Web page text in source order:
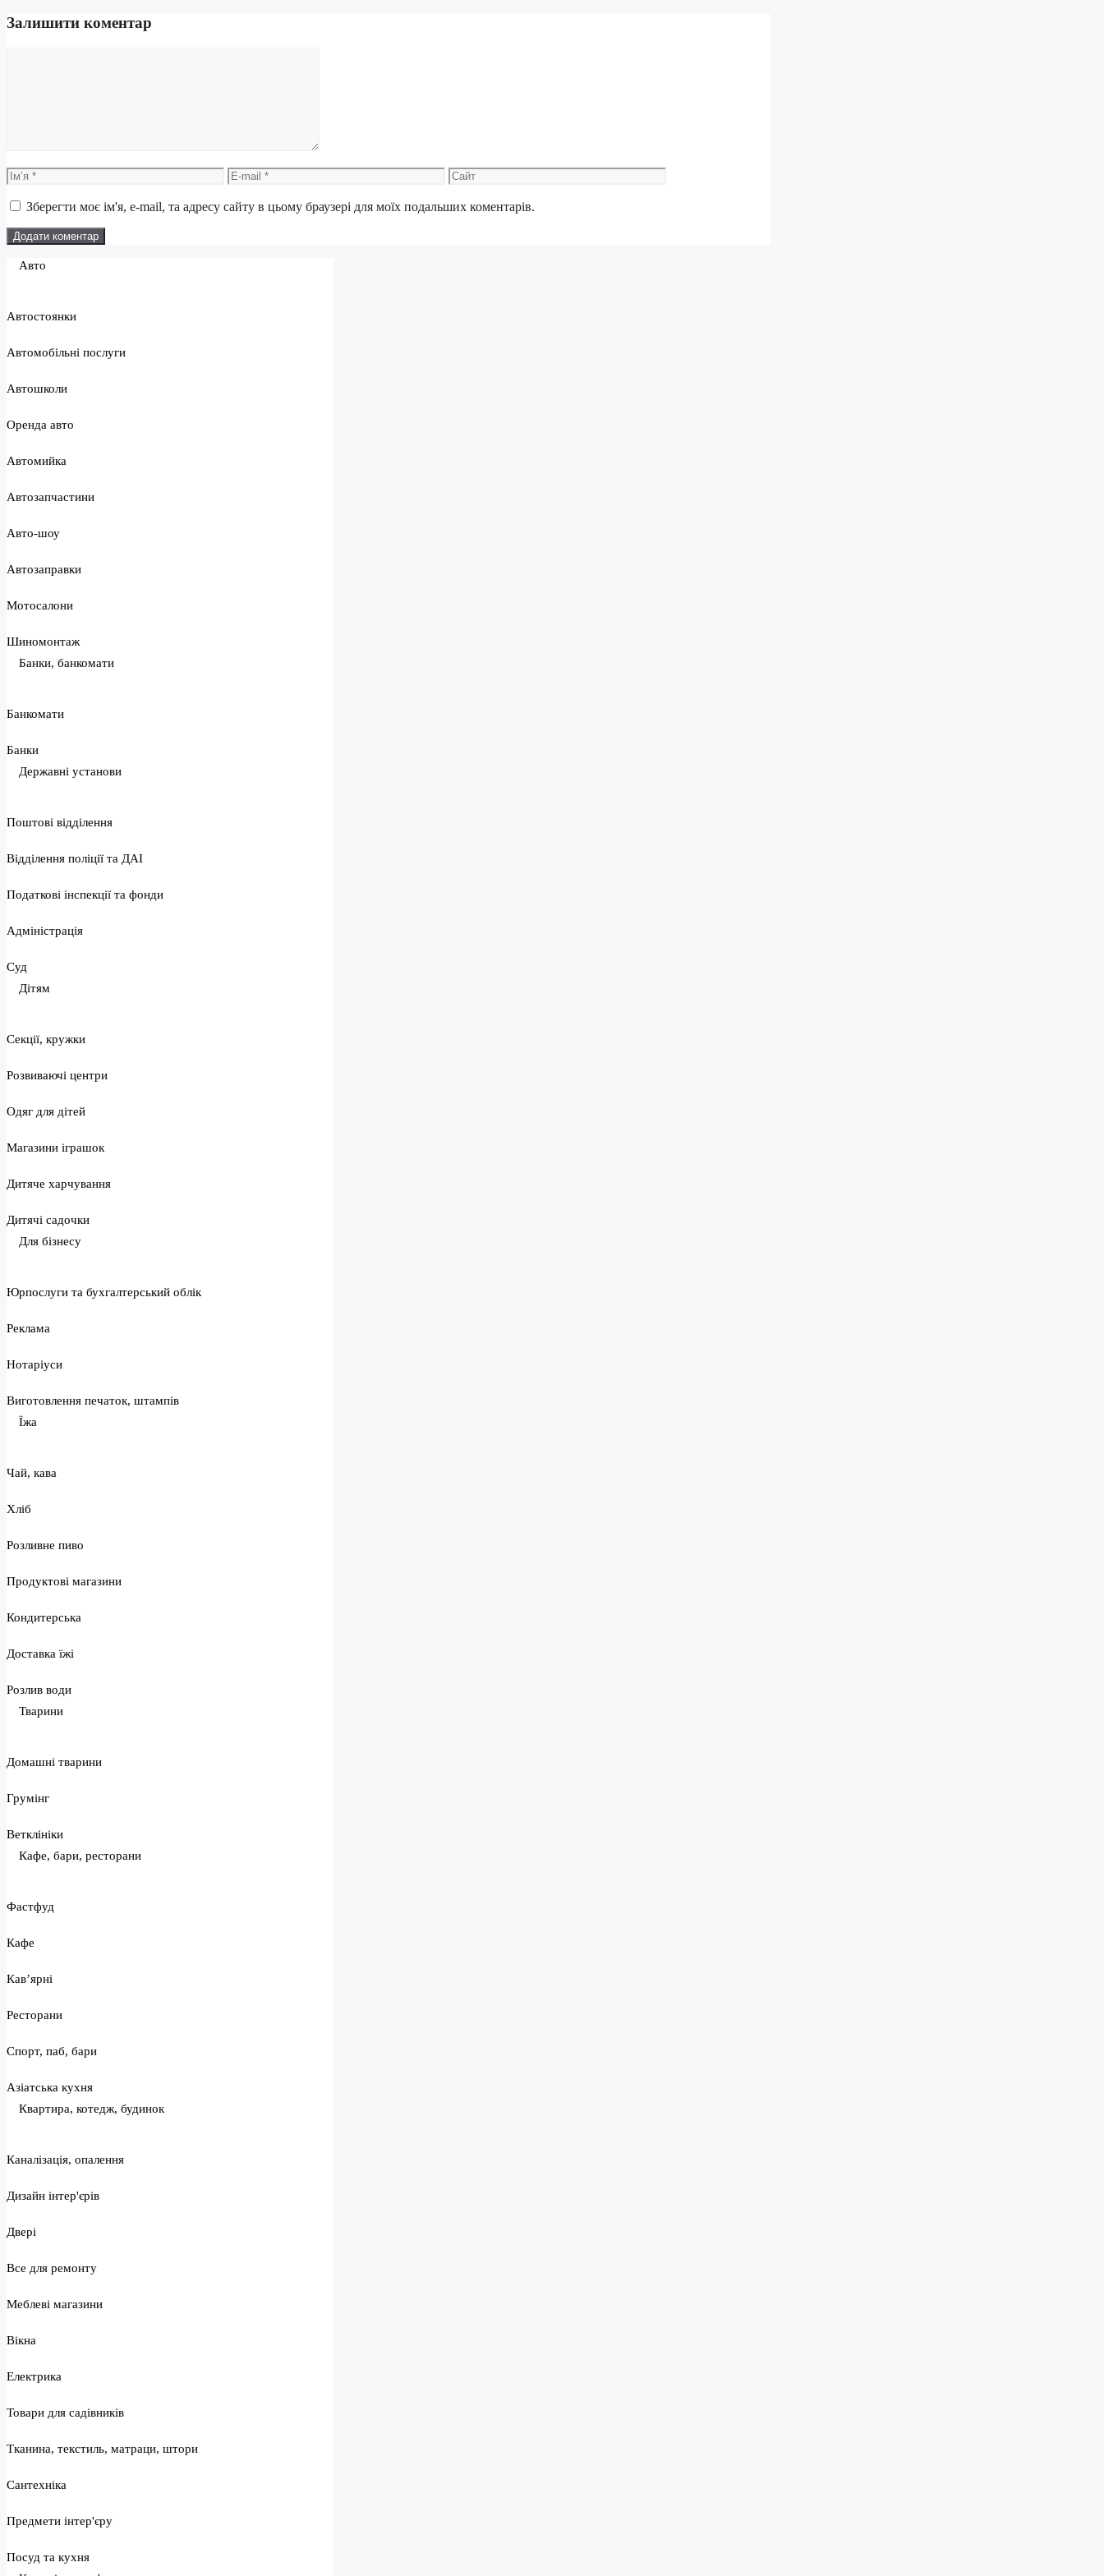
Залишити коментар
Ім’я
E-
mail
Сайт
Зберегти моє ім'я, e-mail, та адресу сайту в цьому браузері для моїх подальших коментарів.
Авто
Автостоянки
Автомобільні послуги
Автошколи
Оренда авто
Автомийка
Автозапчастини
Авто-шоу
Автозаправки
Мотосалони
Шиномонтаж
Банки, банкомати
Банкомати
Банки
Державні установи
Поштові відділення
Відділення поліції та ДАІ
Податкові інспекції та фонди
Адміністрація
Суд
Дітям
Секції, кружки
Розвиваючі центри
Одяг для дітей
Магазини іграшок
Дитяче харчування
Дитячі садочки
Для бізнесу
Юрпослуги та бухгалтерський облік
Реклама
Нотаріуси
Виготовлення печаток, штампів
Їжа
Чай, кава
Хліб
Розливне пиво
Продуктові магазини
Кондитерська
Доставка їжі
Розлив води
Тварини
Домашні тварини
Грумінг
Ветклініки
Кафе, бари, ресторани
Фастфуд
Кафе
Кав’ярні
Ресторани
Спорт, паб, бари
Азіатська кухня
Квартира, котедж, будинок
Каналізація, опалення
Дизайн інтер'єрів
Двері
Все для ремонту
Меблеві магазини
Вікна
Електрика
Товари для садівників
Тканина, текстиль, матраци, штори
Сантехніка
Предмети інтер'єру
Посуд та кухня